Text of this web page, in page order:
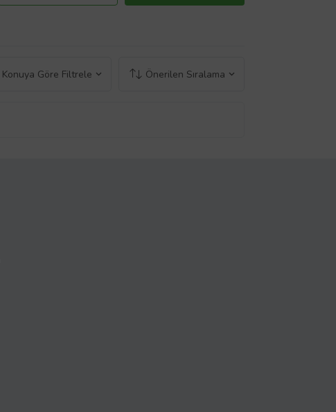
Konuya Göre Filtrele Önerilen Sıralama